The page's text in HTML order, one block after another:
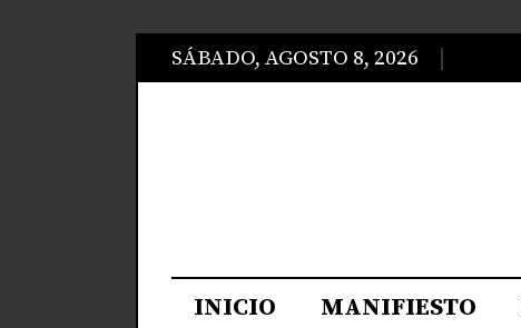
SÁBADO, AGOSTO 8, 2026
INICIO MANIFIESTO